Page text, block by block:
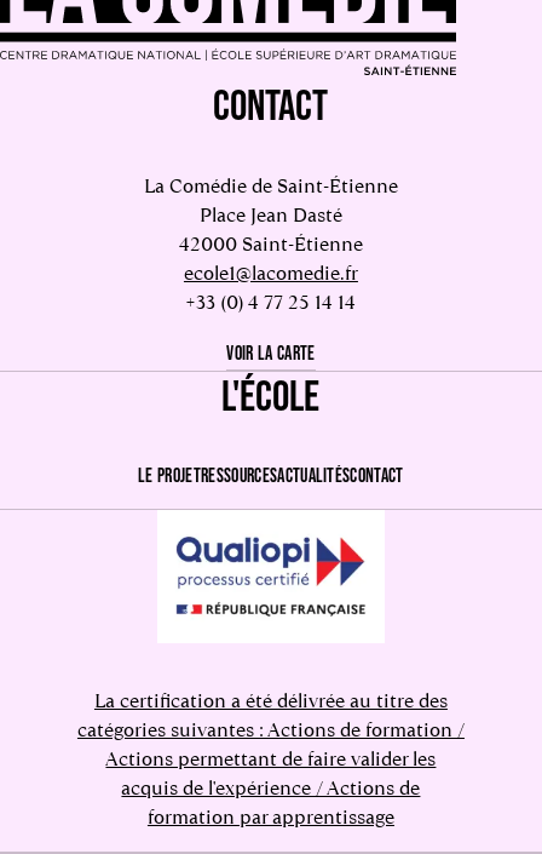
CONTACT
La Comédie de Saint-Étienne
Place Jean Dasté
42000 Saint-Étienne
ecole1@lacomedie.fr
+33 (0) 4 77 25 14 14
VOIR LA CARTE
L'ÉCOLE
LE PROJETRESSOURCESACTUALITÉSCONTACT
La certification a été délivrée au titre des
catégories suivantes : Actions de formation /
Actions permettant de faire valider les
acquis de l'expérience / Actions de
formation par apprentissage